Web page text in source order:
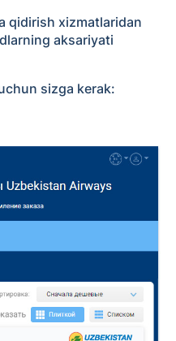
qidirish xizmatlaridan
aksariyati
sizga kerak: